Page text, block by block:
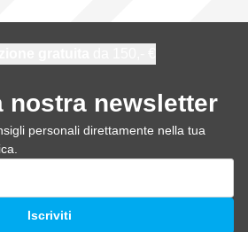
nostra newsletter
personali direttamente nella tua
Iscriviti